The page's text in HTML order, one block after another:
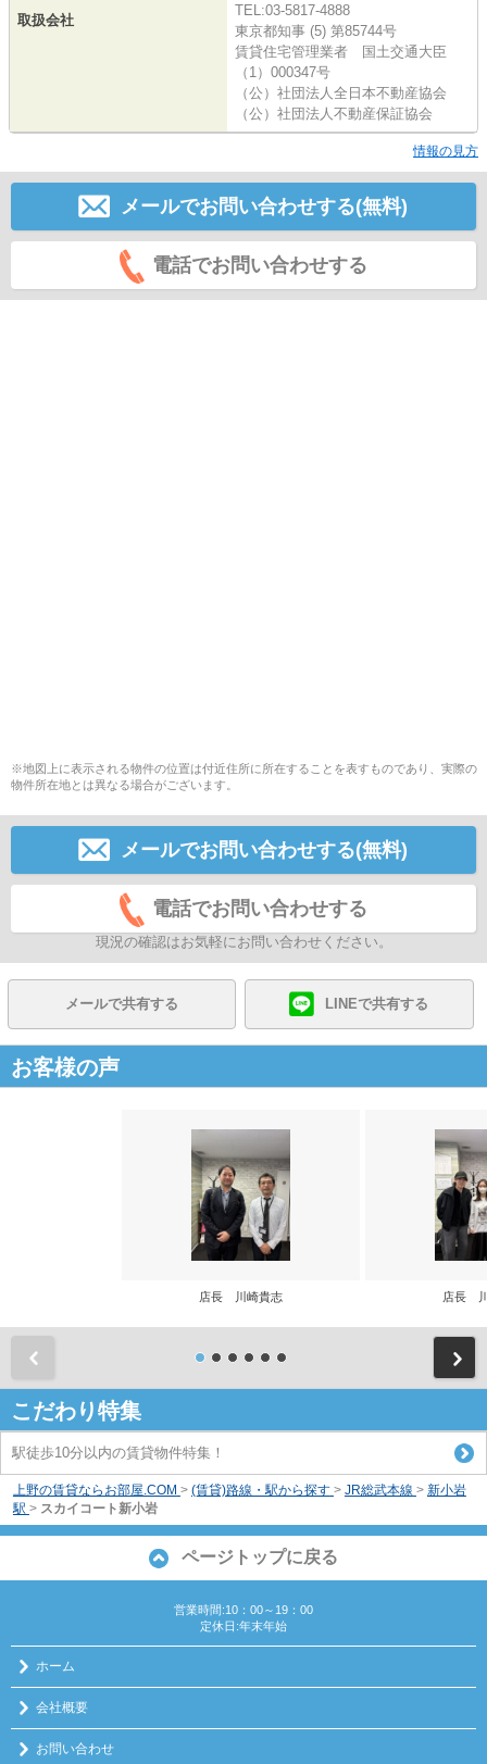
取扱会社
TEL:03-5817-4888
東京都知事 (5) 第85744号
賃貸住宅管理業者 国土交通大臣
（1）000347号
（公）社団法人全日本不動産協会
（公）社団法人不動産保証協会
情報の見方
メールでお問い合わせする(無料)
電話でお問い合わせする
※地図上に表示される物件の位置は付近住所に所在することを表すものであり、実際の
物件所在地とは異なる場合がございます。
メールでお問い合わせする(無料)
電話でお問い合わせする
現況の確認はお気軽にお問い合わせください。
メールで共有する LINEで共有する
お客様の声
店長 川崎貴志 店長
こだわり特集
駅徒歩10分以内の賃貸物件特集！
上野の賃貸ならお部屋.COM > (賃貸)路線・駅から探す > JR総武本線 > 新小岩
駅 > スカイコート新小岩
ページトップに戻る
営業時間:10：00～19：00
定休日:年末年始
ホーム
会社概要
お問い合わせ